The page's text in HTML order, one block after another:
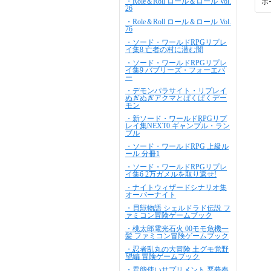
26
・Role＆Roll ロール＆ロール Vol.
76
・ソード・ワールドRPGリプレ
イ集8 亡者の村に潜む闇
・ソード・ワールドRPGリプレ
イ集9 バブリーズ・フォーエバ
ー
・デモンパラサイト・リプレイ
ぬぎぬぎアクマとぱくぱくデー
モン
・新ソード・ワールドRPGリプ
レイ集NEXT0 ギャンブル・ラン
ブル
・ソード・ワールドRPG 上級ル
ール 分冊1
・ソード・ワールドRPGリプレ
イ集6 2万ガメルを取り返せ!
・ナイトウィザードシナリオ集
オーバーナイト
・貝獣物語 シェルドラド伝説 フ
ァミコン冒険ゲームブック
・桃太郎電光石火 00モモ危機一
髪 ファミコン冒険ゲームブック
・忍者乱丸の大冒険 土グモ党野
望編 冒険ゲームブック
ホ